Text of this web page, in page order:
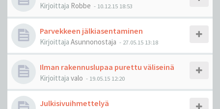
Kirjoittaja Robbe - 10.12.15 18:53
Parvekkeen jälkiasentaminen
Kirjoittaja Asunnonostaja - 27.05.15 13:18
Ilman rakennuslupaa purettu väliseinä
Kirjoittaja valo - 19.05.15 12:20
Julkisivuihmettelyä